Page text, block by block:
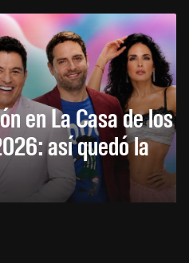
en La Casa de los
así quedó la